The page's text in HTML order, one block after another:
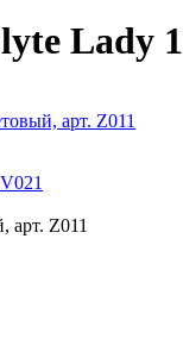
Lady
арт. Z011
арт. Z011